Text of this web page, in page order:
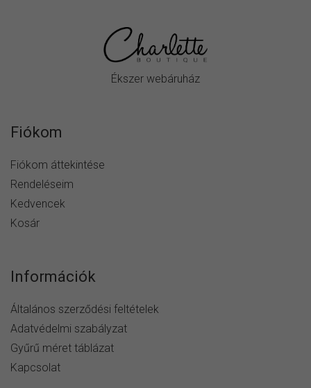
Ékszer webáruház
Fiókom
Fiókom áttekintése
Rendeléseim
Kedvencek
Kosár
Információk
Általános szerződési feltételek
Adatvédelmi szabályzat
Gyűrű méret táblázat
Kapcsolat